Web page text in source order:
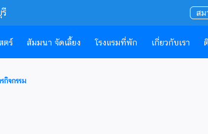
สม
ตร์ สัมมนา จัดเลี้ยง โรงแรมที่พัก เกี่ยวกับเรา
กิจกรรม